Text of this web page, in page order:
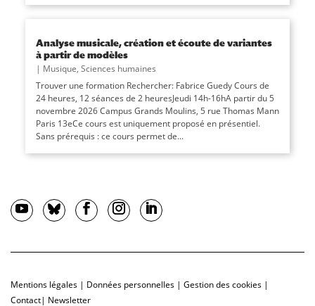
Analyse musicale, création et écoute de variantes
à partir de modèles
| Musique, Sciences humaines
Trouver une formation Rechercher: Fabrice Guedy Cours de
24 heures, 12 séances de 2 heuresJeudi 14h-16hA partir du 5
novembre 2026 Campus Grands Moulins, 5 rue Thomas Mann
Paris 13eCe cours est uniquement proposé en présentiel.
Sans prérequis : ce cours permet de...
Mentions légales | Données personnelles | Gestion des cookies |
Contact| Newsletter